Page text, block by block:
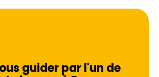
guider par l'un de